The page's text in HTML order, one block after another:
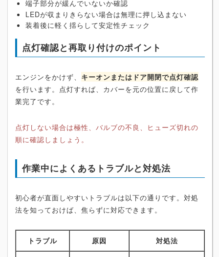
端子部分が緩んでいないか確認
LEDが収まりきらない場合は無理に押し込まない
装着後に軽く揺らして安定性チェック
点灯確認と再取り付けのポイント
エンジンをかけず、 キーオンまたはドア開閉で点灯確認
を行います。点灯すれば、カバーを元の位置に戻して作
業完了です。
点灯しない場合は極性、バルブの不良、ヒューズ切れの
順に確認しましょう。
作業中によくあるトラブルと対処法
初心者が直面しやすいトラブルは以下の通りです。対処
法を知っておけば、焦らずに対応できます。
トラブル 原因 対処法